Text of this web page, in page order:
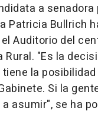
a senadora
Patricia Bullrich
Auditorio del
Rural. "Es la
la
Si la
asumir", se ha